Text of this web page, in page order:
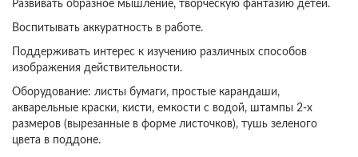
Развивать образное мышление, творческую фантазию детей.
Воспитывать аккуратность в работе.
Поддерживать интерес к изучению различных способов
изображения действительности.
Оборудование: листы бумаги, простые карандаши,
акварельные краски, кисти, емкости с водой, штампы 2-х
размеров (вырезанные в форме листочков), тушь зеленого
цвета в поддоне.